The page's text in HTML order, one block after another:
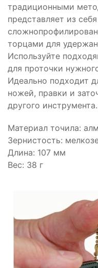
традиционными
представляет из
торцами для
Используйте
для проточки
Идеально подходит
ножей, правки и
другого инструмента.
Материал точила:
Зернистость:
Длина: 107 мм
Вес: 38 г